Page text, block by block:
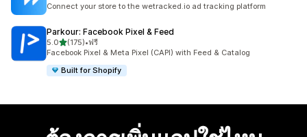
Connect your store to the wetracked.io ad tracking platform
Parkour: Facebook Pixel & Feed
5.0เต็ม 5 ดาว
(175)
ทั้งหมด 175 รีวิว
•ฟรี
Facebook Pixel & Meta Pixel (CAPI) with Feed & Catalog
Built for Shopify